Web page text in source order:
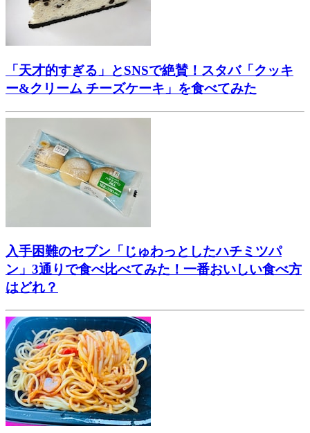
「天才的すぎる」とSNSで絶賛！スタバ「クッキ
ー&クリーム チーズケーキ」を食べてみた
入手困難のセブン「じゅわっとしたハチミツパ
ン」3通りで食べ比べてみた！一番おいしい食べ方
はどれ？